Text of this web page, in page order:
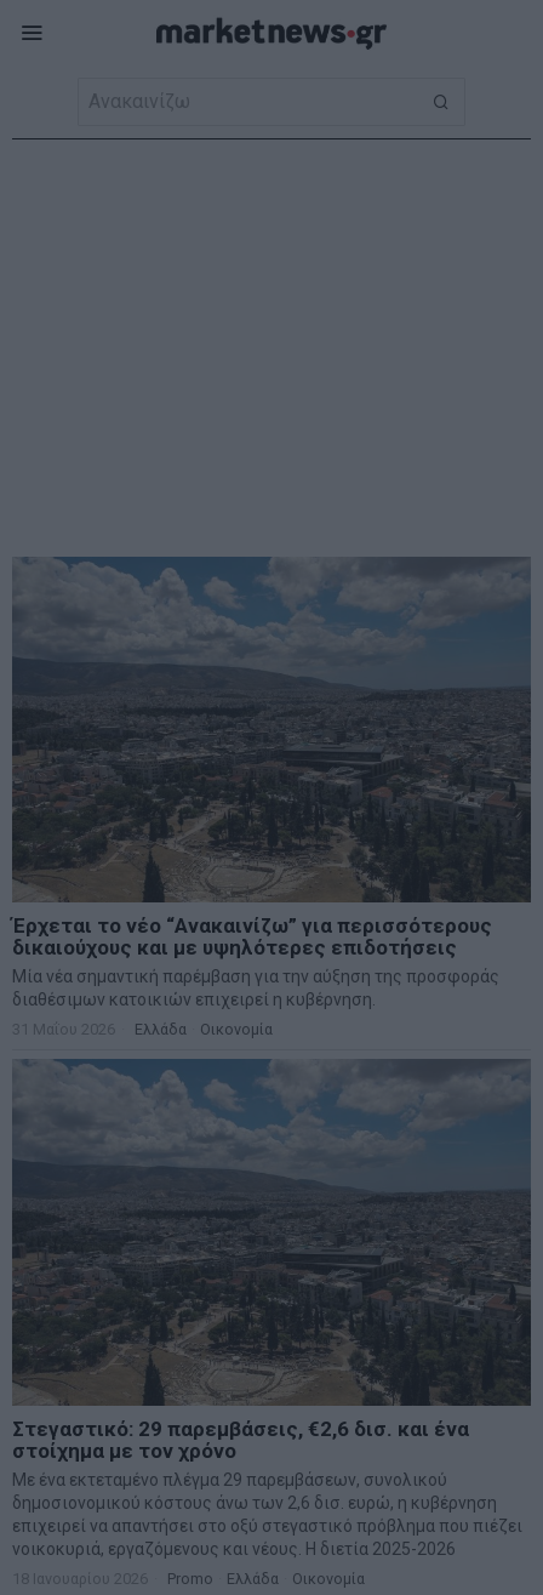
Έρχεται το νέο “Ανακαινίζω” για περισσότερους
δικαιούχους και με υψηλότερες επιδοτήσεις
Μία νέα σημαντική παρέμβαση για την αύξηση της προσφοράς
διαθέσιμων κατοικιών επιχειρεί η κυβέρνηση.
31 Μαΐου 2026 Ελλάδα Οικονομία
Στεγαστικό: 29 παρεμβάσεις, €2,6 δισ. και ένα
στοίχημα με τον χρόνο
Με ένα εκτεταμένο πλέγμα 29 παρεμβάσεων, συνολικού
δημοσιονομικού κόστους άνω των 2,6 δισ. ευρώ, η κυβέρνηση
επιχειρεί να απαντήσει στο οξύ στεγαστικό πρόβλημα που πιέζει
νοικοκυριά, εργαζόμενους και νέους. Η διετία 2025-2026
18 Ιανουαρίου 2026 Promo Ελλάδα Οικονομία